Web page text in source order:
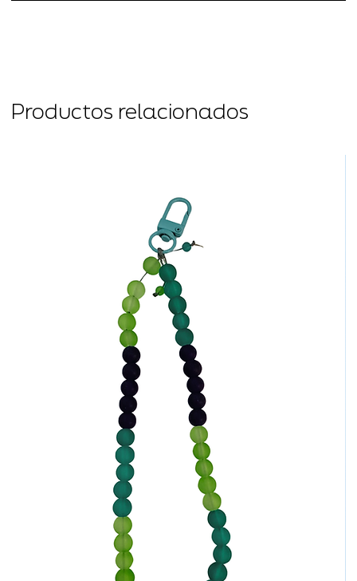
Productos relacionados